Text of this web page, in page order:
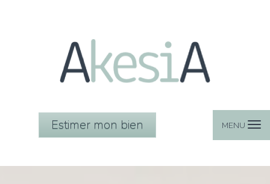
MENU
Estimer mon bien